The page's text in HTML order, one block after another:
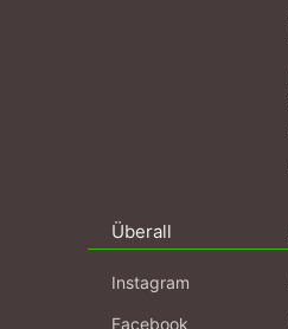
Überall
Instagram
Facebook